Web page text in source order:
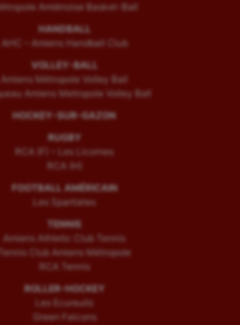
Amiénoise Basket-Ball
HANDBALL
AHC – Amiens Handball Club
VOLLEY-BALL
Amiens Métropole Volley Ball
Amiens Metropole Volley Ball
HOCKEY-SUR-GAZON
RUGBY
RCA (F) – Les Licornes
RCA (H)
FOOTBALL AMÉRICAIN
Les Spartiates
TENNIS
Amiens Athletic Club Tennis
Tennis Club Amiens Métropole
RCA Tennis
ROLLER-HOCKEY
Les Ecureuils
Green Falcons